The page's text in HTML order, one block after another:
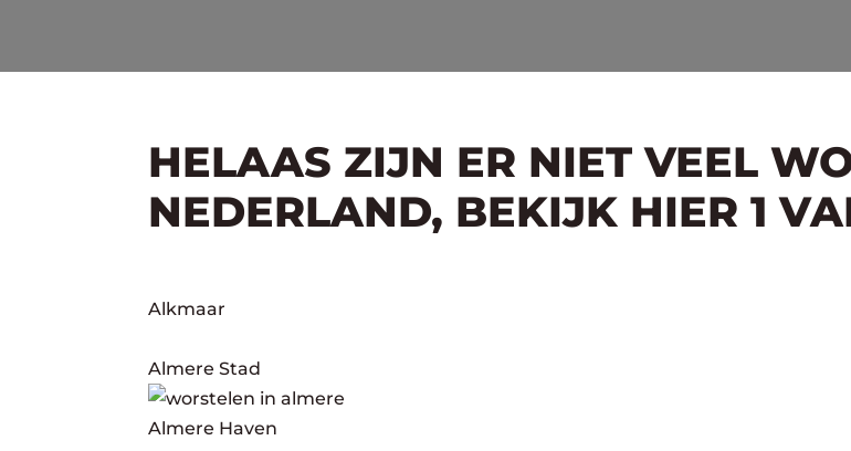
HELAAS ZIJN ER NIET VEEL
NEDERLAND, BEKIJK HIER 1
Alkmaar
Almere Stad
Almere Haven